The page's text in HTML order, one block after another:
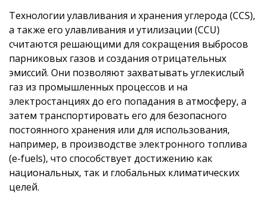
Технологии улавливания и хранения углерода (CCS),
а также его улавливания и утилизации (CCU)
считаются решающими для сокращения выбросов
парниковых газов и создания отрицательных
эмиссий. Они позволяют захватывать углекислый
газ из промышленных процессов и на
электростанциях до его попадания в атмосферу, а
затем транспортировать его для безопасного
постоянного хранения или для использования,
например, в производстве электронного топлива
(e-fuels), что способствует достижению как
национальных, так и глобальных климатических
целей.